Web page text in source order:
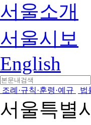
서울소개
서울시보
English
조례·규칙·훈령·예규 법
서울특별